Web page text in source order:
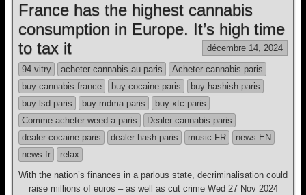
France has the highest cannabis
consumption in Europe. It’s high time
to tax it
décembre 14, 2024
94 vitry acheter cannabis au paris
Acheter cannabis paris
buy cannabis france
buy cocaine paris
buy hashish paris
buy lsd paris
buy mdma paris
buy xtc paris
Comme acheter weed a paris
Dealer cannabis paris
dealer cocaine paris
dealer hash paris music FR
news EN
news fr
relax
With the nation’s finances in a parlous state, decriminalisation could
raise millions of euros – as well as cut crime Wed 27 Nov 2024